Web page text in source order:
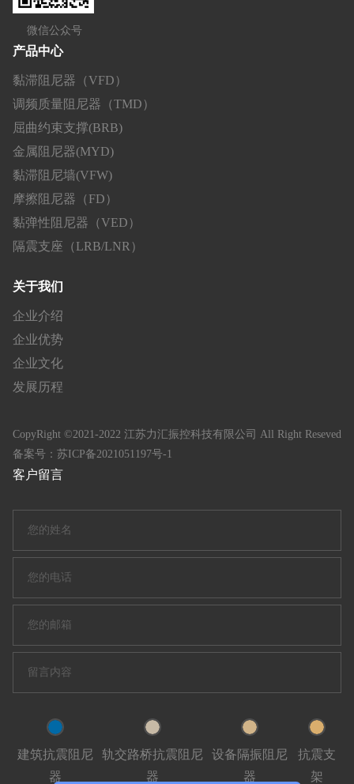
微信公众号
产品中心
黏滞阻尼器（VFD）
调频质量阻尼器（TMD）
屈曲约束支撑(BRB)
金属阻尼器(MYD)
黏滞阻尼墙(VFW)
摩擦阻尼器（FD）
黏弹性阻尼器（VED）
隔震支座（LRB/LNR）
关于我们
企业介绍
企业优势
企业文化
发展历程
CopyRight ©2021-2022 江苏力汇振控科技有限公司 All Right Reseved
备案号： 苏ICP备2021051197号-1
客户留言
建筑抗震阻尼
器
轨交路桥抗震阻尼
器
设备隔振阻尼
器
抗震支
架